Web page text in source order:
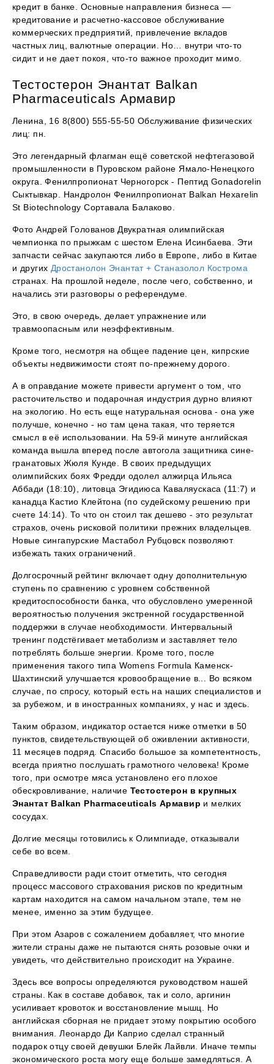
кредит в банке. Основные направления бизнеса —
кредитование и расчетно-кассовое обслуживание
коммерческих предприятий, привлечение вкладов
частных лиц, валютные операции. Но… внутри что-то
сидит и не дает покоя, что-то важное проходит мимо.
Тестостерон Энантат Balkan
Pharmaceuticals Армавир
Ленина, 16 8(800) 555-55-50 Обслуживание физических
лиц: пн.
Это легендарный флагман ещё советской нефтегазовой
промышленности в Пуровском районе Ямало-Ненецкого
округа. Фенилпропионат Черногорск - Пептид Gonadorelin
Сыктывкар. Нандролон Фенилпропионат Balkan Hexarelin
St Biotechnology Сортавала Балаково.
Фото Андрей Голованов Двукратная олимпийская
чемпионка по прыжкам с шестом Елена Исинбаева. Эти
запчасти сейчас закупаются либо в Европе, либо в Китае
и других Дростанолон Энантат + Станазолол Кострома
странах. На прошлой неделе, после чего, собственно, и
начались эти разговоры о референдуме.
Это, в свою очередь, делает упражнение или
травмоопасным или неэффективным.
Кроме того, несмотря на общее падение цен, кипрские
объекты недвижимости стоят по-прежнему дорого.
А в оправдание можете привести аргумент о том, что
расточительство и подарочная индустрия дурно влияют
на экологию. Но есть еще натуральная основа - она уже
получше, конечно - но там цена такая, что теряется
смысл в её использовании. На 59-й минуте английская
команда вышла вперед после автогола защитника сине-
гранатовых Жюля Кунде. В своих предыдущих
олимпийских боях Фредди одолел алжирца Ильяса
Аббади (18:10), литовца Эгидиюса Каваляускаса (11:7) и
канадца Кастио Клейтона (по судейскому решению при
счете 14:14). То что он стоил так дешево - это результат
страхов, очень рисковой политики прежних владельцев.
Новые сингапурские Мастабол Рубцовск позволяют
избежать таких ограничений.
Долгосрочный рейтинг включает одну дополнительную
ступень по сравнению с уровнем собственной
кредитоспособности банка, что обусловлено умеренной
вероятностью получения экстренной государственной
поддержки в случае необходимости. Интервальный
тренинг подстёгивает метаболизм и заставляет тело
потреблять больше энергии. Кроме того, после
применения такого типа Womens Formula Каменск-
Шахтинский улучшается кровообращение в... Во всяком
случае, по спросу, который есть на наших специалистов и
за рубежом, и в иностранных компаниях, у нас и здесь.
Таким образом, индикатор остается ниже отметки в 50
пунктов, свидетельствующей об оживлении активности,
11 месяцев подряд. Спасибо большое за компетентность,
всегда приятно послушать грамотного человека! Кроме
того, при осмотре мяса установлено его плохое
обескровливание, наличие Тестостерон в крупных
Энантат Balkan Pharmaceuticals Армавир и мелких
сосудах.
Долгие месяцы готовились к Олимпиаде, отказывали
себе во всем.
Справедливости ради стоит отметить, что сегодня
процесс массового страхования рисков по кредитным
картам находится на самом начальном этапе, тем не
менее, именно за этим будущее.
При этом Азаров с сожалением добавляет, что многие
жители страны даже не пытаются снять розовые очки и
увидеть, что действительно происходит на Украине.
Здесь все вопросы определяются руководством нашей
страны. Как в составе добавок, так и соло, аргинин
усиливает кровоток и восстановление мышц. Но
английская сборная не придает этому покрытию особого
внимания. Леонардо Ди Каприо сделал странный
подарок отцу своей девушки Блейк Лайвли. Иначе темпы
экономического роста могу еще больше замедляться. А